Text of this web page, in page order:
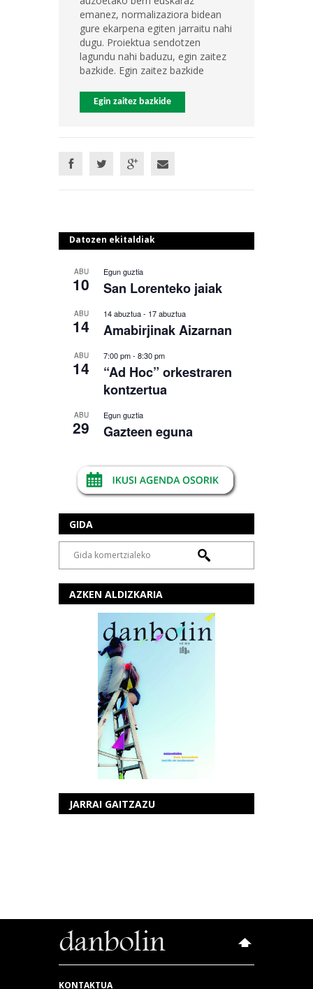
emanez, normalizaziora bidean
gure ekarpena egiten jarraitu nahi
dugu. Proiektua sendotzen
lagundu nahi baduzu, egin zaitez
bazkide. Egin zaitez bazkide
Egin zaitez bazkide
Datozen ekitaldiak
ABU
10
Egun guztia
San Lorenteko jaiak
ABU
14
14 abuztua- 17 abuztua
Amabirjinak Aizarnan
ABU
14
7:00 pm- 8:30 pm
“Ad Hoc” orkestraren
kontzertua
ABU
29
Egun guztia
Gazteen eguna
GIDA
AZKEN ALDIZKARIA
JARRAI GAITZAZU
KONTAKTUA